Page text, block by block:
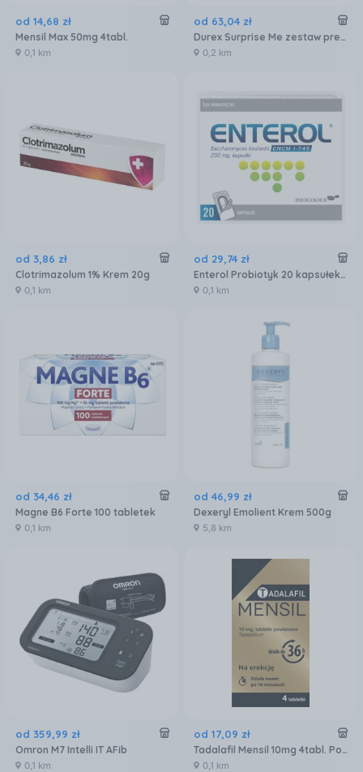
od 14,68 zł
Mensil Max 50mg 4tabl.
0,1 km
od 63,04 zł
Durex Surprise Me zestaw prezerwatyw 40 szt
0,2 km
od 3,86 zł
Clotrimazolum 1% Krem 20g
0,1 km
od 29,74 zł
Enterol Probiotyk 20 kapsułek 250 mg
0,1 km
od 34,46 zł
Magne B6 Forte 100 tabletek
0,1 km
od 46,99 zł
Dexeryl Emolient Krem 500g
5,8 km
od 359,99 zł
Omron M7 Intelli IT AFib
0,1 km
od 17,09 zł
Tadalafil Mensil 10mg 4tabl. Powl.
0,1 km